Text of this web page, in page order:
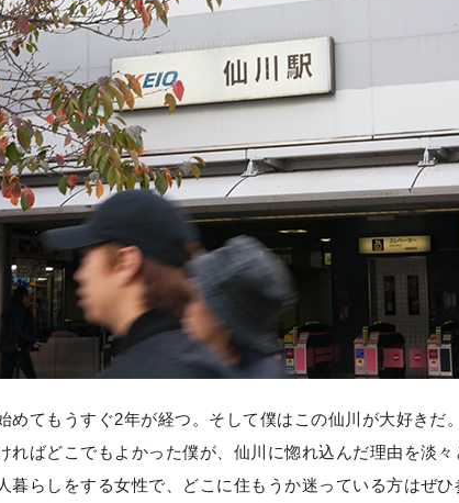
めてもうすぐ2年が経つ。そして僕はこの仙川が大好きだ
ればどこでもよかった僕が、仙川に惚れ込んだ理由を淡
暮らしをする女性で、どこに住もうか迷っている方はぜ